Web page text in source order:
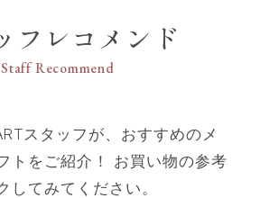
フレコメンド
Staff Recommend
スタッフが、おすすめのメ
トをご紹介！ お買い物の参考
してみてください。